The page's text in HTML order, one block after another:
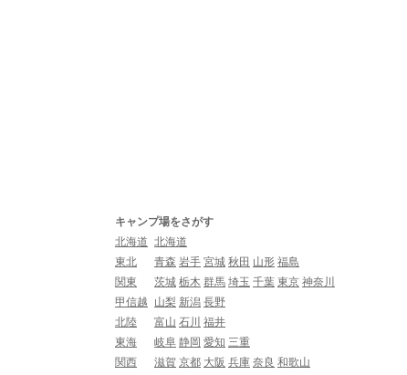
キャンプ場をさがす
北海道 北海道
東北
青森 岩手 宮城 秋田 山形 福島
関東
茨城 栃木 群馬 埼玉 千葉 東京 神奈川
甲信越
山梨 新潟 長野
北陸
富山 石川 福井
東海
岐阜 静岡 愛知 三重
関西
滋賀 京都 大阪 兵庫 奈良 和歌山